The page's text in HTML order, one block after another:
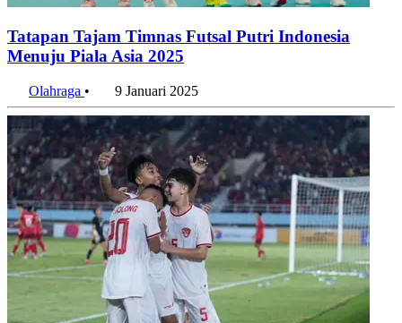
Tatapan Tajam Timnas Futsal Putri Indonesia
Menuju Piala Asia 2025
Olahraga • 9 Januari 2025